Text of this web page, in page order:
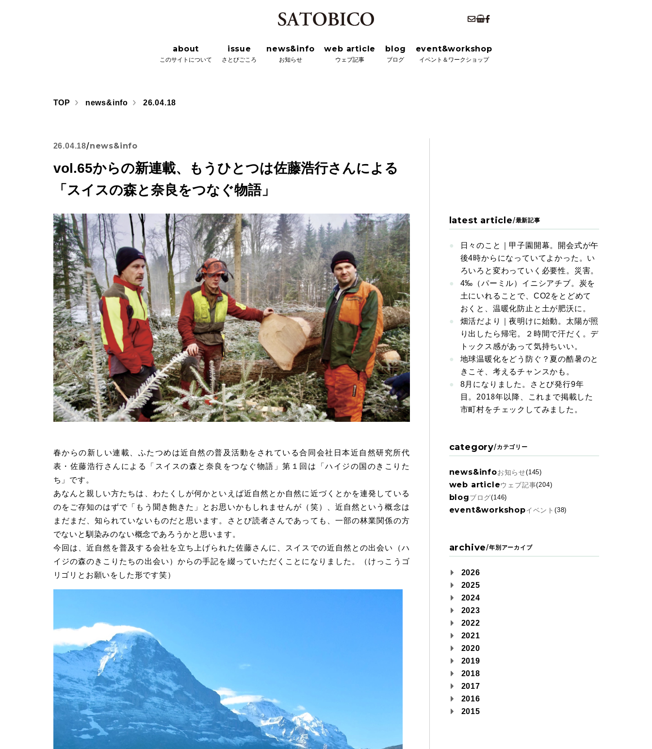
about
このサイトについて
issue
さとびごころ
news&info
お知らせ
web article
ウェブ記事
blog
ブログ
event&workshop
イベント＆ワークショップ
news&info web article blog
TOP news&info 26.04.18
26.04.18/news&info
vol.65からの新連載、もうひとつは佐藤浩行さんによる
「スイスの森と奈良をつなぐ物語」
春からの新しい連載、ふたつめは近自然の普及活動をされている合同会社日本近自然研究所代
表・佐藤浩行さんによる「スイスの森と奈良をつなぐ物語」第１回は「ハイジの国のきこりた
ち」です。
あなんと親しい方たちは、わたくしが何かといえば近自然とか自然に近づくとかを連発している
のをご存知のはずで「もう聞き飽きた」とお思いかもしれませんが（笑）、近自然という概念は
まだまだ、知られていないものだと思います。さとび読者さんであっても、一部の林業関係の方
でないと馴染みのない概念であろうかと思います。
今回は、近自然を普及する会社を立ち上げられた佐藤さんに、スイスでの近自然との出会い（ハ
イジの森のきこりたちの出会い）からの手記を綴っていただくことになりました。（けっこうゴ
リゴリとお願いをした形です笑）
latest article/最新記事
日々のこと｜甲子園開幕。開会式が午
後4時からになっていてよかった。い
ろいろと変わっていく必要性。災害。
4‰（パーミル）イニシアチブ。炭を
土にいれることで、CO2をとどめて
おくと、温暖化防止と土が肥沃に。
畑活だより｜夜明けに始動。太陽が照
り出したら帰宅。２時間で汗だく。デ
トックス感があって気持ちいい。
地球温暖化をどう防ぐ？夏の酷暑のと
きこそ、考えるチャンスかも。
8月になりました。さとび発行9年
目。2018年以降、これまで掲載した
市町村をチェックしてみました。
category/カテゴリー
news&infoお知らせ(145)
web articleウェブ記事(204)
blogブログ(146)
event&workshopイベント (38)
archive/年別アーカイブ
2026
2025
2024
2023
2022
2021
2020
2019
2018
2017
2016
2015